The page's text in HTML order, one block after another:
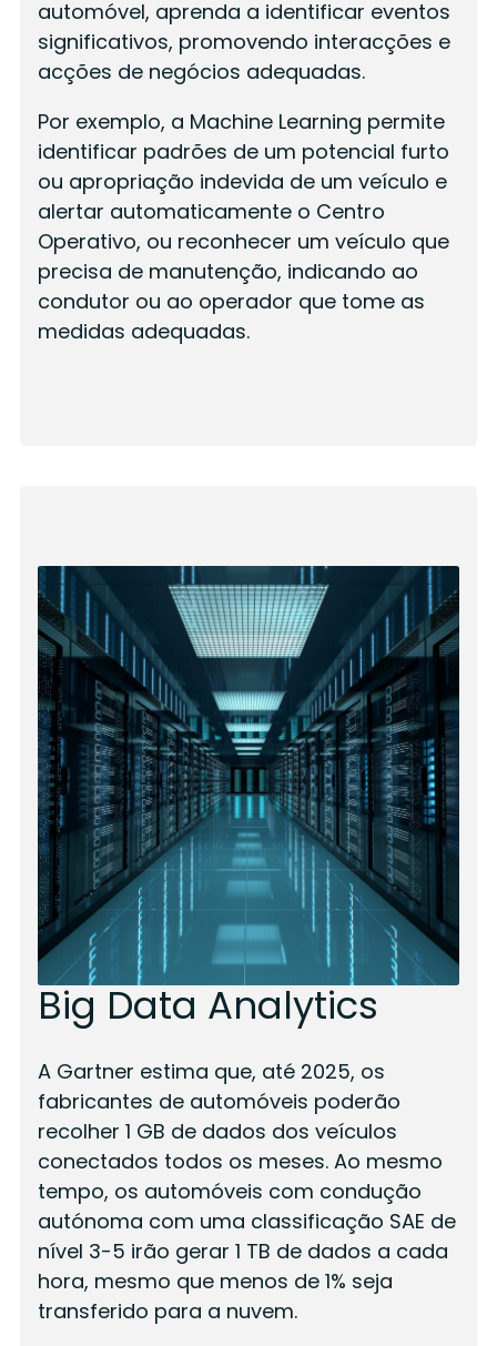
automóvel, aprenda a identificar eventos
significativos, promovendo interacções e
acções de negócios adequadas.
Por exemplo, a Machine Learning permite
identificar padrões de um potencial furto
ou apropriação indevida de um veículo e
alertar automaticamente o Centro
Operativo, ou reconhecer um veículo que
precisa de manutenção, indicando ao
condutor ou ao operador que tome as
medidas adequadas.
Big Data Analytics
A Gartner estima que, até 2025, os
fabricantes de automóveis poderão
recolher 1 GB de dados dos veículos
conectados todos os meses. Ao mesmo
tempo, os automóveis com condução
autónoma com uma classificação SAE de
nível 3-5 irão gerar 1 TB de dados a cada
hora, mesmo que menos de 1% seja
transferido para a nuvem.